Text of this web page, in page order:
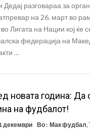
Дедај разговараа за
на 26. март во
Лигата на Нации кој ќе
федерација на
…
новата година:
на фудбалот!
декември Во : Мак фудбал